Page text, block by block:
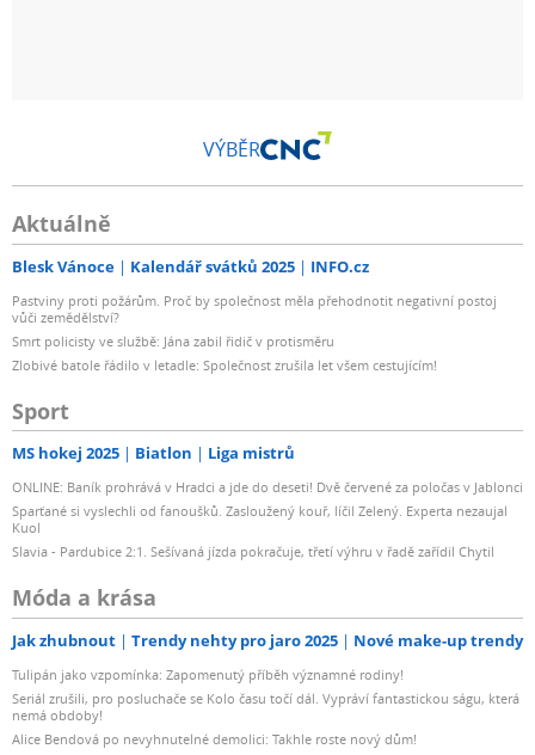
VÝBĚR
Aktuálně
Blesk Vánoce Kalendář svátků 2025 INFO.cz
Pastviny proti požárům. Proč by společnost měla přehodnotit negativní postoj
vůči zemědělství?
Smrt policisty ve službě: Jána zabil řidič v protisměru
Zlobivé batole řádilo v letadle: Společnost zrušila let všem cestujícím!
Sport
MS hokej 2025 Biatlon Liga mistrů
ONLINE: Baník prohrává v Hradci a jde do deseti! Dvě červené za poločas v Jablonci
Sparťané si vyslechli od fanoušků. Zasloužený kouř, líčil Zelený. Experta nezaujal
Kuol
Slavia - Pardubice 2:1. Sešívaná jízda pokračuje, třetí výhru v řadě zařídil Chytil
Móda a krása
Jak zhubnout Trendy nehty pro jaro 2025 Nové make-up trendy
Tulipán jako vzpomínka: Zapomenutý příběh významné rodiny!
Seriál zrušili, pro posluchače se Kolo času točí dál. Vypráví fantastickou ságu, která
nemá obdoby!
Alice Bendová po nevyhnutelné demolici: Takhle roste nový dům!